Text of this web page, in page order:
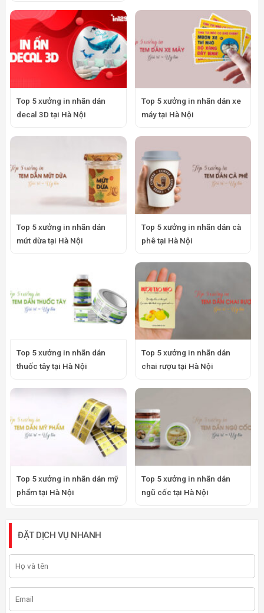
Top 5 xưởng in nhãn dán
decal 3D tại Hà Nội
Top 5 xưởng in nhãn dán xe
máy tại Hà Nội
Top 5 xưởng in nhãn dán
mứt dừa tại Hà Nội
Top 5 xưởng in nhãn dán cà
phê tại Hà Nội
Top 5 xưởng in nhãn dán
thuốc tây tại Hà Nội
Top 5 xưởng in nhãn dán
chai rượu tại Hà Nội
Top 5 xưởng in nhãn dán mỹ
phẩm tại Hà Nội
Top 5 xưởng in nhãn dán
ngũ cốc tại Hà Nội
ĐẶT DỊCH VỤ NHANH